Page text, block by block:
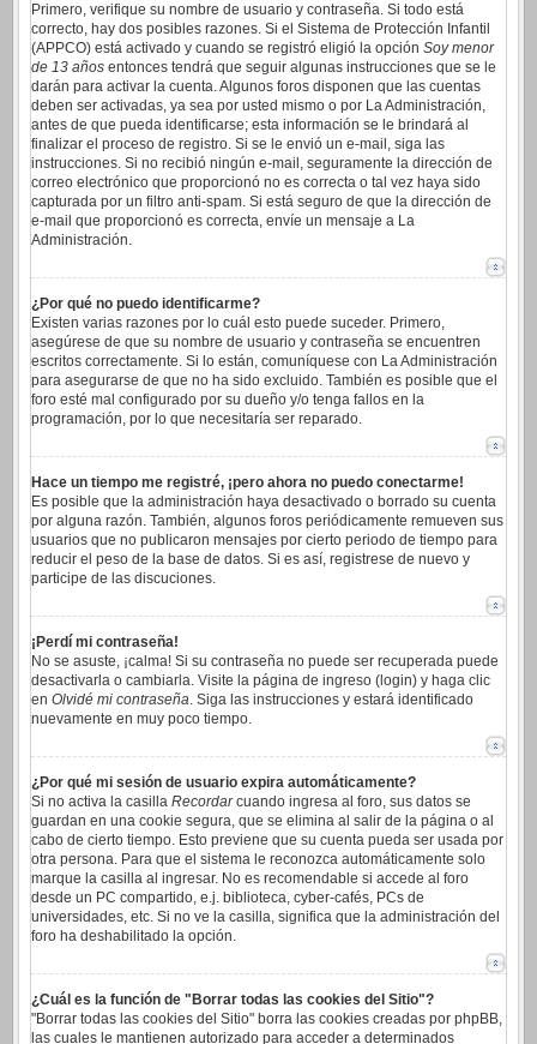
Primero, verifique su nombre de usuario y contraseña. Si todo está
correcto, hay dos posibles razones. Si el Sistema de Protección Infantil
(APPCO) está activado y cuando se registró eligió la opción Soy menor
de 13 años entonces tendrá que seguir algunas instrucciones que se le
darán para activar la cuenta. Algunos foros disponen que las cuentas
deben ser activadas, ya sea por usted mismo o por La Administración,
antes de que pueda identificarse; esta información se le brindará al
finalizar el proceso de registro. Si se le envió un e-mail, siga las
instrucciones. Si no recibió ningún e-mail, seguramente la dirección de
correo electrónico que proporcionó no es correcta o tal vez haya sido
capturada por un filtro anti-spam. Si está seguro de que la dirección de
e-mail que proporcionó es correcta, envíe un mensaje a La
Administración.
¿Por qué no puedo identificarme?
Existen varias razones por lo cuál esto puede suceder. Primero,
asegúrese de que su nombre de usuario y contraseña se encuentren
escritos correctamente. Si lo están, comuníquese con La Administración
para asegurarse de que no ha sido excluido. También es posible que el
foro esté mal configurado por su dueño y/o tenga fallos en la
programación, por lo que necesitaría ser reparado.
Hace un tiempo me registré, ¡pero ahora no puedo conectarme!
Es posible que la administración haya desactivado o borrado su cuenta
por alguna razón. También, algunos foros periódicamente remueven sus
usuarios que no publicaron mensajes por cierto periodo de tiempo para
reducir el peso de la base de datos. Si es así, registrese de nuevo y
participe de las discuciones.
¡Perdí mi contraseña!
No se asuste, ¡calma! Si su contraseña no puede ser recuperada puede
desactivarla o cambiarla. Visite la página de ingreso (login) y haga clic
en Olvidé mi contraseña. Siga las instrucciones y estará identificado
nuevamente en muy poco tiempo.
¿Por qué mi sesión de usuario expira automáticamente?
Si no activa la casilla Recordarcuando ingresa al foro, sus datos se
guardan en una cookie segura, que se elimina al salir de la página o al
cabo de cierto tiempo. Esto previene que su cuenta pueda ser usada por
otra persona. Para que el sistema le reconozca automáticamente solo
marque la casilla al ingresar. No es recomendable si accede al foro
desde un PC compartido, e.j. biblioteca, cyber-cafés, PCs de
universidades, etc. Si no ve la casilla, significa que la administración del
foro ha deshabilitado la opción.
¿Cuál es la función de "Borrar todas las cookies del Sitio"?
"Borrar todas las cookies del Sitio" borra las cookies creadas por phpBB,
las cuales le mantienen autorizado para acceder a determinados